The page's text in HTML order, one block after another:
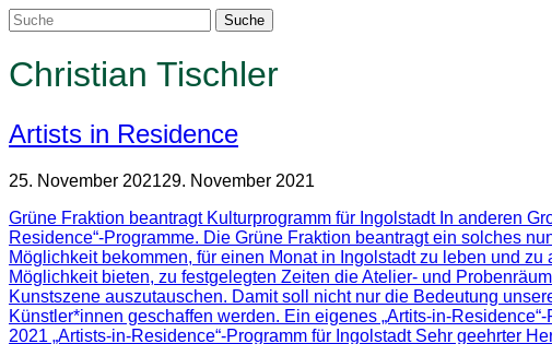
Christian Tischler
Artists in Residence
25. November 202129. November 2021
Grüne Fraktion beantragt Kulturprogramm für Ingolstadt In anderen
Residence“-Programme. Die Grüne Fraktion beantragt ein solches
Möglichkeit bekommen, für einen Monat in Ingolstadt zu leben und
Möglichkeit bieten, zu festgelegten Zeiten die Atelier- und
Kunstszene auszutauschen. Damit soll nicht nur die Bedeutung
Künstler*innen geschaffen werden. Ein eigenes „Artits-in-
2021 „Artists-in-Residence“-Programm für Ingolstadt Sehr geehrter